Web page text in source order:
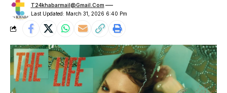
Last Updated: March 31, 2026 6:40 Pm
T24khabarmail@gmail.com